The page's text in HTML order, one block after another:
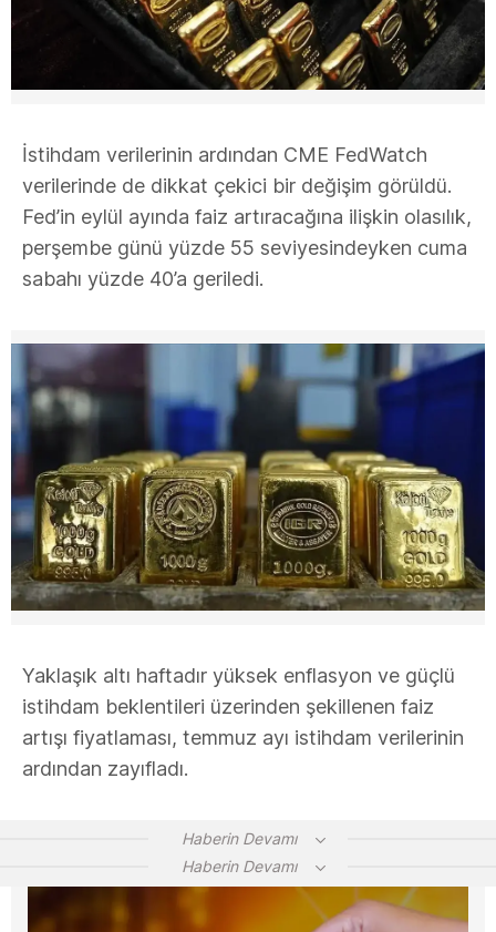
İstihdam verilerinin ardından CME FedWatch
verilerinde de dikkat çekici bir değişim görüldü.
Fed’in eylül ayında faiz artıracağına ilişkin olasılık,
perşembe günü yüzde 55 seviyesindeyken cuma
sabahı yüzde 40’a geriledi.
Yaklaşık altı haftadır yüksek enflasyon ve güçlü
istihdam beklentileri üzerinden şekillenen faiz
artışı fiyatlaması, temmuz ayı istihdam verilerinin
ardından zayıfladı.
Haberin Devamı
Haberin Devamı